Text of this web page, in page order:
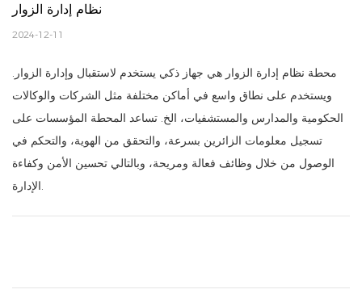
نظام إدارة الزوار
2024-12-11
محطة نظام إدارة الزوار هي جهاز ذكي يستخدم لاستقبال وإدارة الزوار.
ويستخدم على نطاق واسع في أماكن مختلفة مثل الشركات والوكالات
الحكومية والمدارس والمستشفيات، الخ. تساعد المحطة المؤسسات على
تسجيل معلومات الزائرين بسرعة، والتحقق من الهوية، والتحكم في
الوصول من خلال وظائف فعالة ومريحة، وبالتالي تحسين الأمن وكفاءة
الإدارة.